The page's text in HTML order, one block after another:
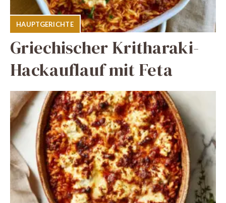
HAUPTGERICHTE
Griechischer Kritharaki-
Hackauflauf mit Feta